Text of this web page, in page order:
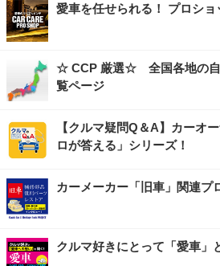
愛車を任せられる！ プロショ
☆ CCP 厳選☆ 全国各地の自
覧ページ
【クルマ疑問Q＆A】カーオ
ロが答える」シリーズ！
カーメーカー「旧車」関連プ
クルマ好きにとって「愛車」